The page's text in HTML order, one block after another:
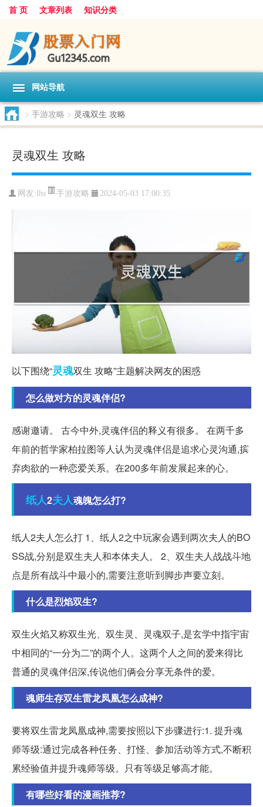
首 页 文章列表 知识分类
网站导航
> 手游攻略 > 灵魂双生 攻略
灵魂双生 攻略
网友: lhs 手游攻略 2024-05-03 17:00:35
以下围绕“灵魂双生 攻略”主题解决网友的困惑
怎么做对方的灵魂伴侣?
感谢邀请。 古今中外,灵魂伴侣的释义有很多。 在两千多
年前的哲学家柏拉图等人认为灵魂伴侣是追求心灵沟通,摈
弃肉欲的一种恋爱关系。在200多年前发展起来的心。
纸人2夫人魂魄怎么打?
纸人2夫人怎么打 1、纸人2之中玩家会遇到两次夫人的BO
SS战,分别是双生夫人和本体夫人。 2、双生夫人战战斗地
点是所有战斗中最小的,需要注意听到脚步声要立刻。
什么是烈焰双生?
双生火焰又称双生光、双生灵、灵魂双子,是玄学中指宇宙
中相同的“一分为二”的两个人。这两个人之间的爱来得比
普通的灵魂伴侣深,传说他们俩会分享无条件的爱。
魂师生存双生雷龙凤凰怎么成神?
要将双生雷龙凤凰成神,需要按照以下步骤进行:1. 提升魂
师等级:通过完成各种任务、打怪、参加活动等方式,不断积
累经验值并提升魂师等级。只有等级足够高才能。
有哪些好看的漫画推荐?